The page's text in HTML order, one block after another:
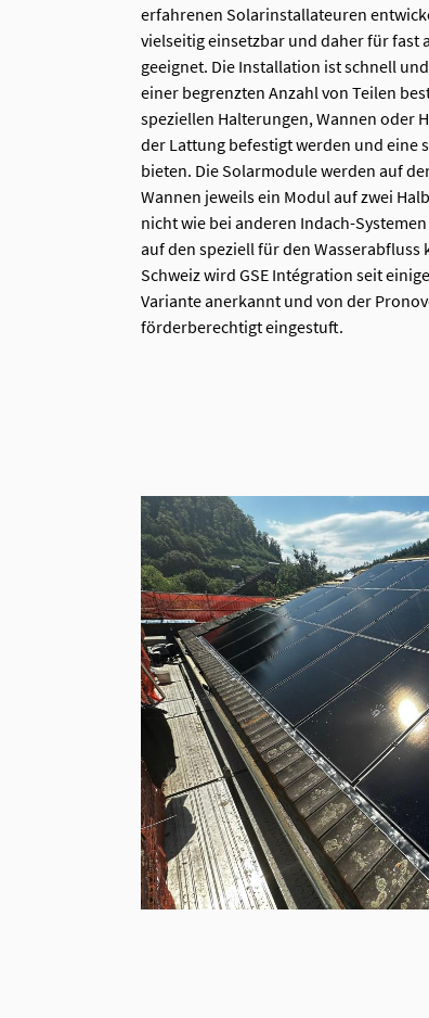
erfahrenen Solarinstallateuren
vielseitig einsetzbar und daher für fast
geeignet. Die Installation ist schnell
einer begrenzten Anzahl von Teilen
speziellen Halterungen, Wannen oder
der Lattung befestigt werden und eine
bieten. Die Solarmodule werden auf
Wannen jeweils ein Modul auf zwei
nicht wie bei anderen Indach-
auf den speziell für den
Schweiz wird GSE Intégration seit
Variante anerkannt und von der
förderberechtigt eingestuft.